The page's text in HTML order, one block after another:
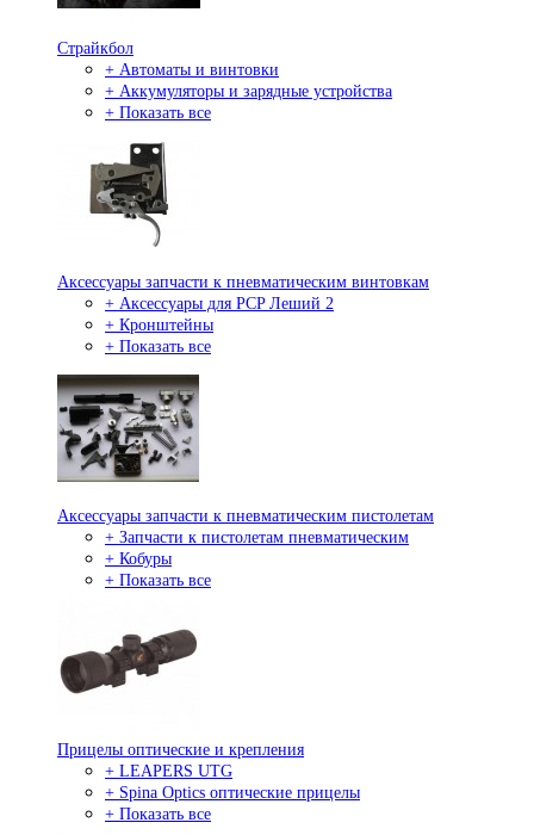
Страйкбол
+ Автоматы и винтовки
+ Аккумуляторы и зарядные устройства
+ Показать все
Аксессуары запчасти к пневматическим винтовкам
+ Аксессуары для PCP Леший 2
+ Кронштейны
+ Показать все
Аксессуары запчасти к пневматическим пистолетам
+ Запчасти к пистолетам пневматическим
+ Кобуры
+ Показать все
Прицелы оптические и крепления
+ LEAPERS UTG
+ Spina Optics оптические прицелы
+ Показать все